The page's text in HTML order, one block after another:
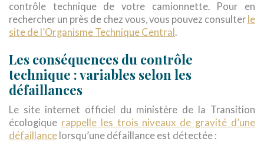
contrôle technique de votre camionnette. Pour en
rechercher un près de chez vous, vous pouvez consulter le
site de l’Organisme Technique Central.
Les conséquences du contrôle
technique : variables selon les
défaillances
Le site internet officiel du ministère de la Transition
écologique rappelle les trois niveaux de gravité d’une
défaillance lorsqu’une défaillance est détectée :